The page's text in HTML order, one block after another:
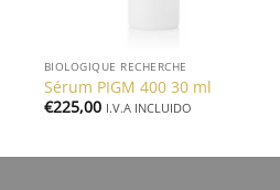
BIOLOGIQUE RECHERCHE
Sérum PIGM 400 30 ml
€225,00 I.V.A INCLUIDO